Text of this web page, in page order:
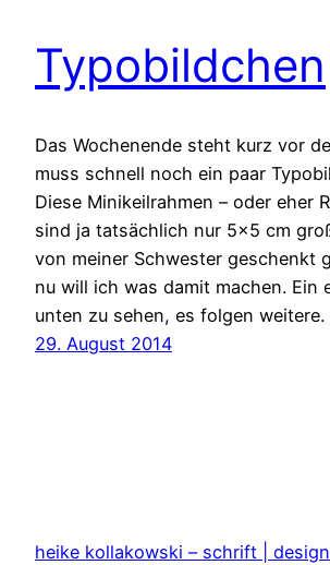
Typobildchen
Das Wochenende steht kurz vor
muss schnell noch ein paar
Diese Minikeilrahmen – oder eher
sind ja tatsächlich nur 5×5 cm
von meiner Schwester geschenkt
nu will ich was damit machen. Ein
unten zu sehen, es folgen weitere.
29. August 2014
heike kollakowski – schrift |